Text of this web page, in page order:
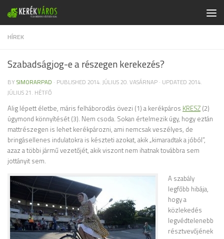
Skip to content
HÍREK
Szabadságjog-e a részegen kerekezés?
BY SIMORARPAD · PUBLISHED 2014. JÚLIUS 20. VASÁRNAP · UPDATED 2014.
JÚLIUS 21. HÉTFŐ
Alig lépett életbe, máris felháborodás övezi (1) a kerékpáros KRESZ (2)
úgymond könnyítését (3). Nem csoda. Sokan értelmezik úgy, hogy eztán
mattrészegen is lehet kerékpározni, ami nemcsak veszélyes, de
bringásellenes indulatokra is készteti azokat, akik „kimaradtak a jóból”,
azaz a többi jármű vezetőjét, akik viszont nem ihatnak továbbra sem
jottányit sem.
A szabály
legfőbb hibája,
hogy a
közlekedés
legvédtelenebb
résztvevőjének